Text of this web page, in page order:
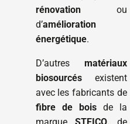
rénovationou
d’amélioration
énergétique.
D’autres matériaux
biosourcésexistent
avec les fabricants de
fibre de boisde la